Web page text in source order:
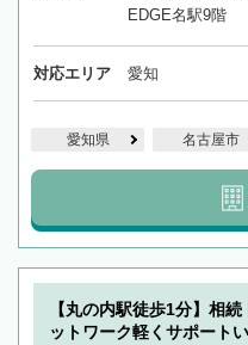
EDGE名駅9階
対応エリア 愛知
愛知県 名古屋市
【丸の内駅徒歩1分】相
ットワーク軽くサポート